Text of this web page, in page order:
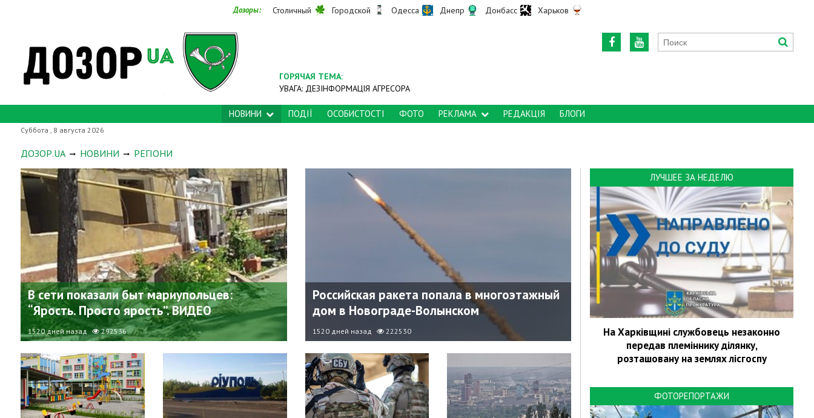
Дозоры: Столичный Городской Одесса Днепр Донбасс Харьков
ГОРЯЧАЯ ТЕМА:
УВАГА: ДЕЗІНФОРМАЦІЯ АГРЕСОРА
НОВИНИ ПОДІЇ ОСОБИСТОСТІ ФОТО РЕКЛАМА РЕДАКЦІЯ БЛОГИ
Суббота , 8 августа 2026
ДОЗОР.UA НОВИНИ РЕГІОНИ
В сети показали быт мариупольцев:
“Ярость. Просто ярость”. ВИДЕО
1520 дней назад 292536
Российская ракета попала в многоэтажный
дом в Новограде-Волынском
1520 дней назад 222530
ЛУЧШЕЕ ЗА НЕДЕЛЮ
На Харківщині службовець незаконно
передав племіннику ділянку,
розташовану на землях лісгоспу
ФОТОРЕПОРТАЖИ